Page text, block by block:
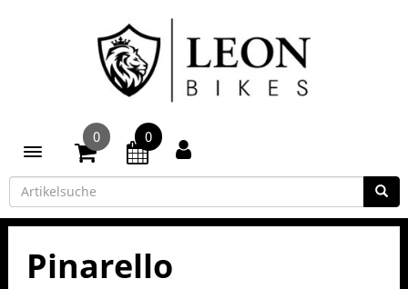
Toggle navigation
0 0
Pinarello